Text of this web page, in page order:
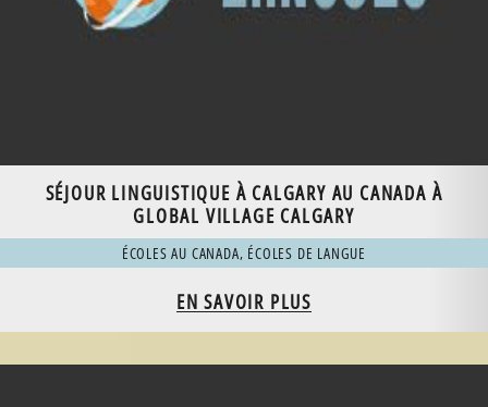
SÉJOUR LINGUISTIQUE À CALGARY AU CANADA À
GLOBAL VILLAGE CALGARY
ÉCOLES AU CANADA, ÉCOLES DE LANGUE
EN SAVOIR PLUS